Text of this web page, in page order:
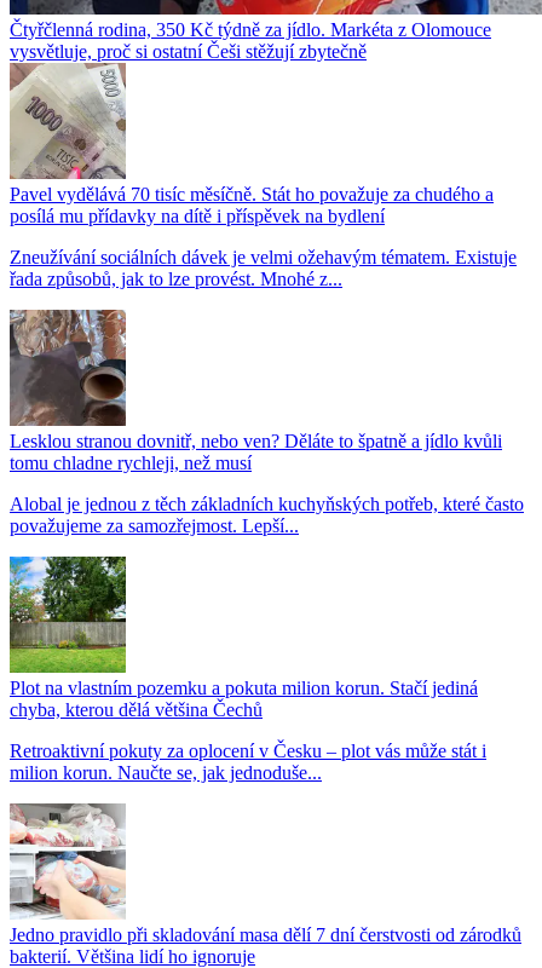
Čtyřčlenná rodina, 350 Kč týdně za jídlo. Markéta z Olomouce
vysvětluje, proč si ostatní Češi stěžují zbytečně
Pavel vydělává 70 tisíc měsíčně. Stát ho považuje za chudého a
posílá mu přídavky na dítě i příspěvek na bydlení
Zneužívání sociálních dávek je velmi ožehavým tématem. Existuje
řada způsobů, jak to lze provést. Mnohé z...
Lesklou stranou dovnitř, nebo ven? Děláte to špatně a jídlo kvůli
tomu chladne rychleji, než musí
Alobal je jednou z těch základních kuchyňských potřeb, které často
považujeme za samozřejmost. Lepší...
Plot na vlastním pozemku a pokuta milion korun. Stačí jediná
chyba, kterou dělá většina Čechů
Retroaktivní pokuty za oplocení v Česku – plot vás může stát i
milion korun. Naučte se, jak jednoduše...
Jedno pravidlo při skladování masa dělí 7 dní čerstvosti od zárodků
bakterií. Většina lidí ho ignoruje